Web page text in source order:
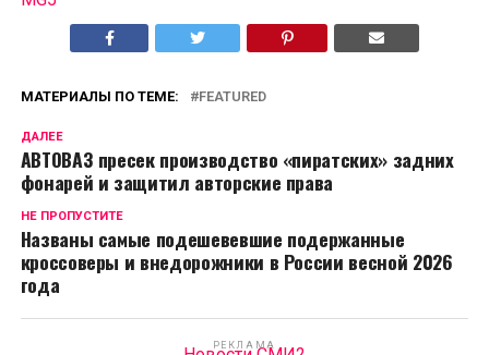
МАТЕРИАЛЫ ПО ТЕМЕ: FEATURED
ДАЛЕЕ
АВТОВАЗ пресек производство «пиратских» задних
фонарей и защитил авторские права
НЕ ПРОПУСТИТЕ
Названы самые подешевевшие подержанные
кроссоверы и внедорожники в России весной 2026
года
РЕКЛАМА